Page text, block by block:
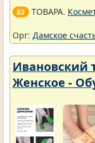
83 ТОВАРА.
Орг: Дамское
Ивановский
Женское -